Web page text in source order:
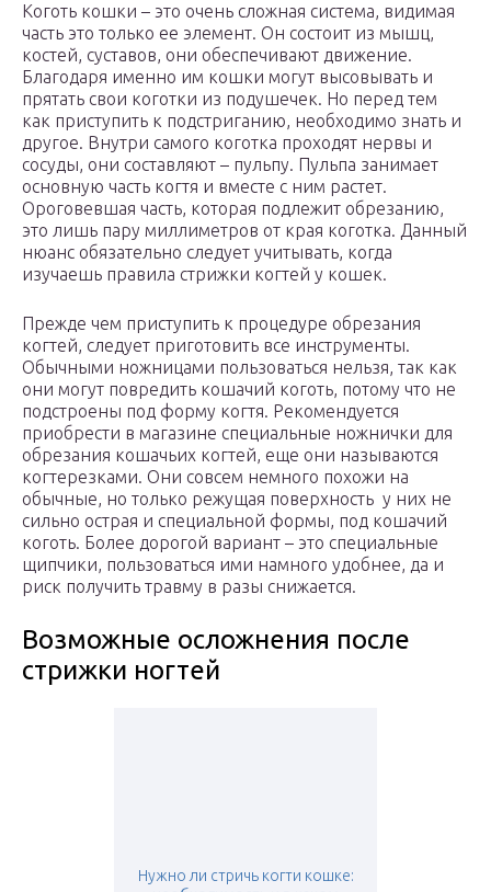
Коготь кошки – это очень сложная система, видимая
часть это только ее элемент. Он состоит из мышц,
костей, суставов, они обеспечивают движение.
Благодаря именно им кошки могут высовывать и
прятать свои коготки из подушечек. Но перед тем
как приступить к подстриганию, необходимо знать и
другое. Внутри самого коготка проходят нервы и
сосуды, они составляют – пульпу. Пульпа занимает
основную часть когтя и вместе с ним растет.
Ороговевшая часть, которая подлежит обрезанию,
это лишь пару миллиметров от края коготка. Данный
нюанс обязательно следует учитывать, когда
изучаешь правила стрижки когтей у кошек.
Прежде чем приступить к процедуре обрезания
когтей, следует приготовить все инструменты.
Обычными ножницами пользоваться нельзя, так как
они могут повредить кошачий коготь, потому что не
подстроены под форму когтя. Рекомендуется
приобрести в магазине специальные ножнички для
обрезания кошачьих когтей, еще они называются
когтерезками. Они совсем немного похожи на
обычные, но только режущая поверхность у них не
сильно острая и специальной формы, под кошачий
коготь. Более дорогой вариант – это специальные
щипчики, пользоваться ими намного удобнее, да и
риск получить травму в разы снижается.
Возможные осложнения после
стрижки ногтей
Нужно ли стричь когти кошке: